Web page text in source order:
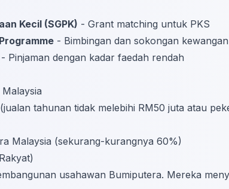
Kecil (SGPK) - Grant matching untuk PKS
- Bimbingan dan sokongan kewangan
- Pinjaman dengan kadar faedah rendah
tahunan tidak melebihi RM50 juta atau
Malaysia (sekurang-kurangnya 60%)
usahawan Bumiputera. Mereka